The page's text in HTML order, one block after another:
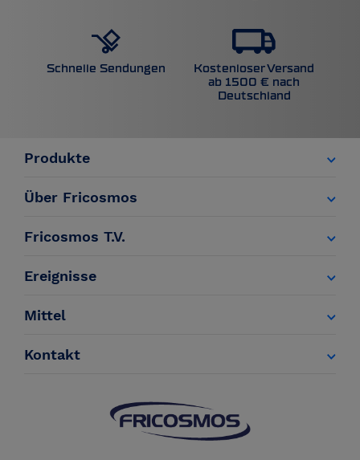
Schnelle Sendungen
Kostenloser Versand
ab 1500 € nach
Deutschland
Produkte
Über Fricosmos
Fricosmos T.V.
Ereignisse
Mittel
Kontakt